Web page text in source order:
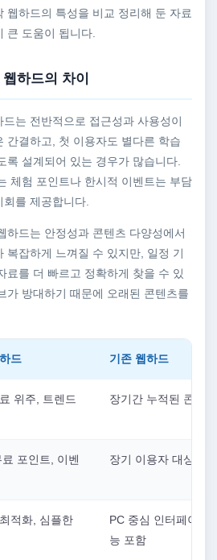
웹하드의 특성을 비교 정리해 둔 자료
큰 도움이 됩니다.
하드의 차이
는 전반적으로 접근성과 사용성이
간결하고, 첫 이용자도 별다른 학습
록 설계되어 있는 경우가 많습니다.
체험 포인트나 한시적 이벤트는 부담
를 제공합니다.
하드는 안정성과 콘텐츠 다양성에서
복잡하게 느껴질 수 있지만, 일정 기
료를 더 빠르고 정확하게 찾을 수 있
가 방대하기 때문에 오래된 콘텐츠를
드 기존 웹하드
위주, 트렌드
장기간 누적된 콘텐
포인트, 이벤
장기 이용자 대상 혜
적화, 심플한
PC 중심 인터페이스,
능 포함